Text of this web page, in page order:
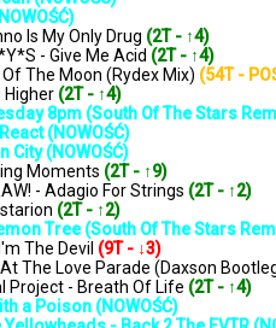
Is My Only Drug (2T - ↑4)
- Give Me Acid (2T - ↑4)
The Moon (Rydex Mix) (54T -
Higher (2T - ↑4)
8pm (South Of The Stars
(NOWOŚĆ)
City (NOWOŚĆ)
Moments (2T - ↑9)
- Adagio For Strings (2T - ↑2)
(2T - ↑2)
Tree (South Of The Stars
The Devil (9T - ↓3)
The Love Parade (Daxson
Project - Breath Of Life (2T - ↑4)
a Poison (NOWOŚĆ)